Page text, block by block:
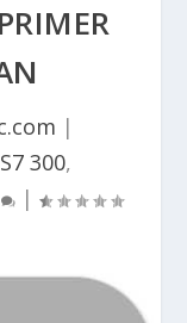
|
300,
|